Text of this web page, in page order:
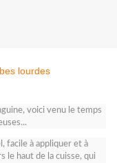
voici venu le temps
facile à appliquer et à
le haut de la cuisse, qui